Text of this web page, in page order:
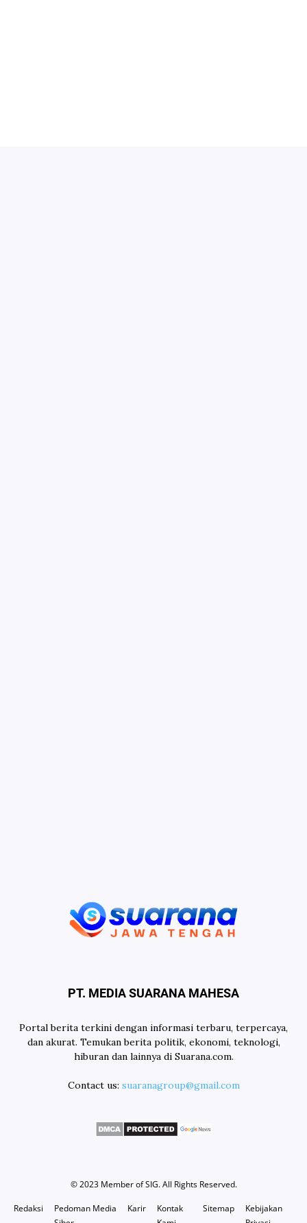
PT. MEDIA SUARANA MAHESA
Portal berita terkini dengan informasi terbaru, terpercaya,
dan akurat. Temukan berita politik, ekonomi, teknologi,
hiburan dan lainnya di Suarana.com.
Contact us: suaranagroup@gmail.com
© 2023 Member ofSIG. All Rights Reserved.
Redaksi
Pedoman Media
Karir
Kontak
Sitemap
Kebijakan